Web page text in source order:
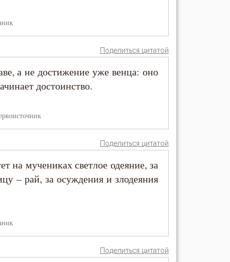
Поделиться цитатой
а не достижение уже венца: оно
достоинство.
Поделиться цитатой
на мучениках светлое одеяние, за
– рай, за осуждения и злодеяния
Поделиться цитатой